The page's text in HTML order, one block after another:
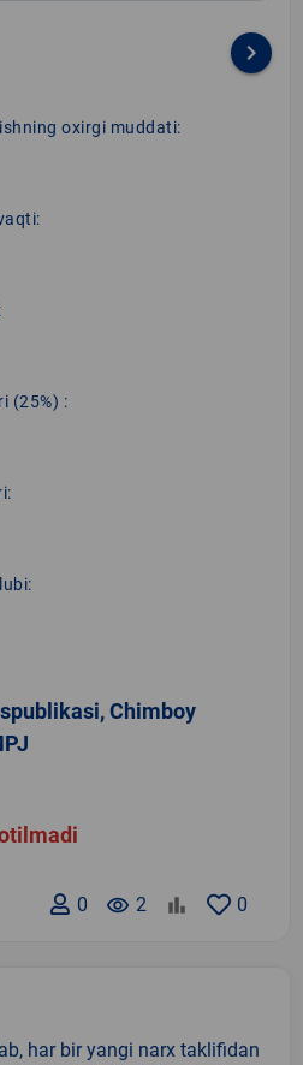
keyboard_arrow_right
oxirgi muddati:
(25%) :
Chimboy
0
remove_red_eye 2
0
har bir yangi narx taklifidan